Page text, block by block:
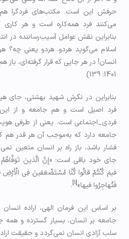
حرفش این است. مکتب‌های فردگرا
می‌کنند فرد همه‌کاره است و هر
بنابراین نقش عوامل آسیب‌رساننده در
اسلام می‌گوید هردو. هردو یعنی چه؟
انسان! در هر جایی که قرار گرفته‌ای، باز
1401: 139)
بنابراین در نگرش شهید بهشتی، جای
فرد اصیل است و هم جامعه و از
فردی_اجتماعی است. یعنی از طرفی
جامعه دارد که به‌موجب آن هر قدر هم که
فشار باشد، باز راه بر انسان متعین
جای خود باقی است: «إِنَّ الَّذينَ تَوَفَّاهُمُ
فيمَ كُنْتُمْ قالُوا كُنَّا مُسْتَضْعَفينَ فِي الْأَرْضِ
فَتُهاجِرُوا فيها»[1]
.
بر اساس این فرمان الهی، اراده
جامعه بر انسان، بسیار گسترده و همه
سلب آزادی انسان نمی‌گردد و حقیقت